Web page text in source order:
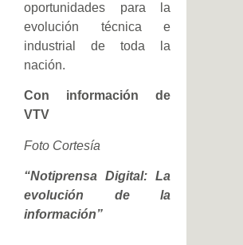
oportunidades para la
evolución técnica e
industrial de toda la
nación.
Con información de
VTV
Foto Cortesía
“Notiprensa Digital: La
evolución de la
información”